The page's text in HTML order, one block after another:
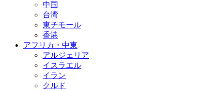
中国
台湾
東チモール
香港
アフリカ・中東
アルジェリア
イスラエル
イラン
クルド